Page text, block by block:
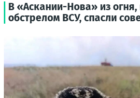
В «Аскании-Нова» из
обстрелом ВСУ, спасли